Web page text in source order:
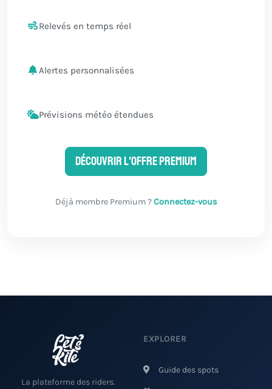
Relevés en temps réel
Alertes personnalisées
Prévisions météo étendues
Découvrir l'offre Premium
Déjà membre Premium ?Connectez-vous
La plateforme des riders.
EXPLORER
Guide des spots